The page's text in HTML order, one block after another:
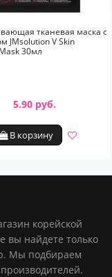
тканевая маска с
JMsolution V Skin
30мл
5.90 руб.
В корзину
корейской
вы найдете только
Мы подбираем